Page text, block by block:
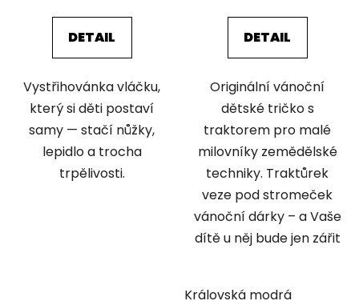
DETAIL
Vystřihovánka vláčku,
který si děti postaví
samy — stačí nůžky,
lepidlo a trocha
trpělivosti.
DETAIL
Originální vánoční
dětské tričko s
traktorem pro malé
milovníky zemědělské
techniky. Traktůrek
veze pod stromeček
vánoční dárky – a Vaše
dítě u něj bude jen zářit
Královská modrá